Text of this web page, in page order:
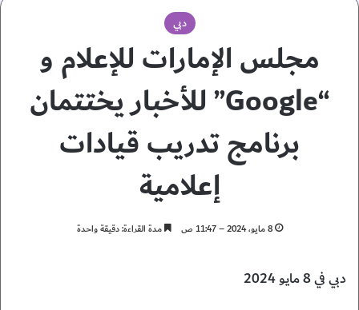
دبي
مجلس الإمارات للإعلام و
“Google” للأخبار يختتمان
برنامج تدريب قيادات
إعلامية
8 مايو، 2024 – 11:47 ص مدة القراءة: دقيقة واحدة
دبي في 8 مايو 2024